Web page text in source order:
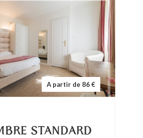
A partir de 86 €
STANDARD